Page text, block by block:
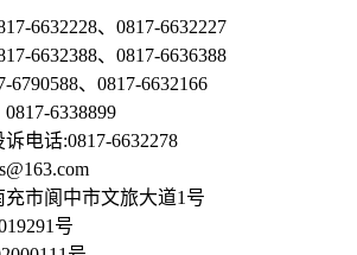
6632228、0817-6632227
6632388、0817-6636388
6790588、0817-6632166
6338899
电话:0817-6632278
市阆中市文旅大道1号
号